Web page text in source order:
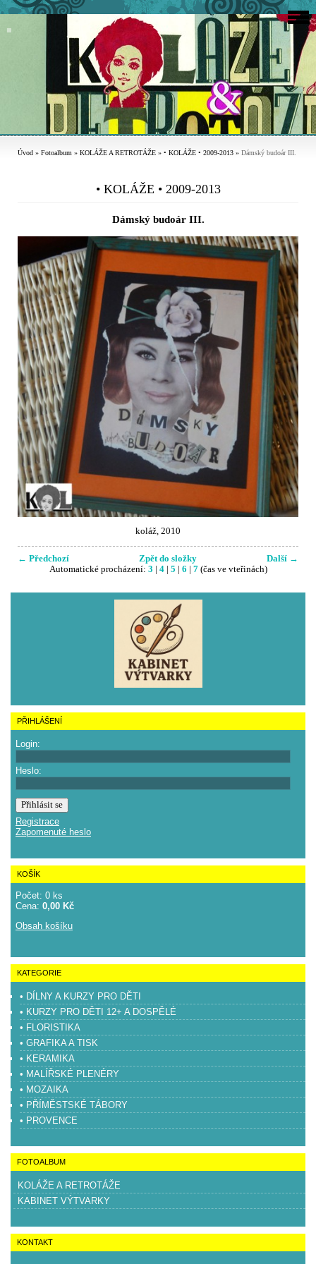
Úvod » Fotoalbum » KOLÁŽE A RETROTÁŽE » • KOLÁŽE • 2009-2013 » Dámský budoár III.
• KOLÁŽE • 2009-2013
Dámský budoár III.
koláž, 2010
← Předchozí Další →
Zpět do složky
Automatické procházení: 3 | 4| 5 | 6 | 7(čas ve vteřinách)
PŘIHLÁŠENÍ
Login:
Heslo:
Registrace
Zapomenuté heslo
KOŠÍK
Počet: 0 ks
Cena: 0,00 Kč
Obsah košíku
KATEGORIE
• DÍLNY A KURZY PRO DĚTI
• KURZY PRO DĚTI 12+ A DOSPĚLÉ
• FLORISTIKA
• GRAFIKA A TISK
• KERAMIKA
• MALÍŘSKÉ PLENÉRY
• MOZAIKA
• PŘÍMĚSTSKÉ TÁBORY
• PROVENCE
FOTOALBUM
KOLÁŽE A RETROTÁŽE
KABINET VÝTVARKY
KONTAKT